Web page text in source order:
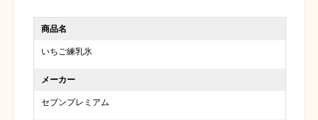
商品名
いちご練乳氷
メーカー
セブンプレミアム